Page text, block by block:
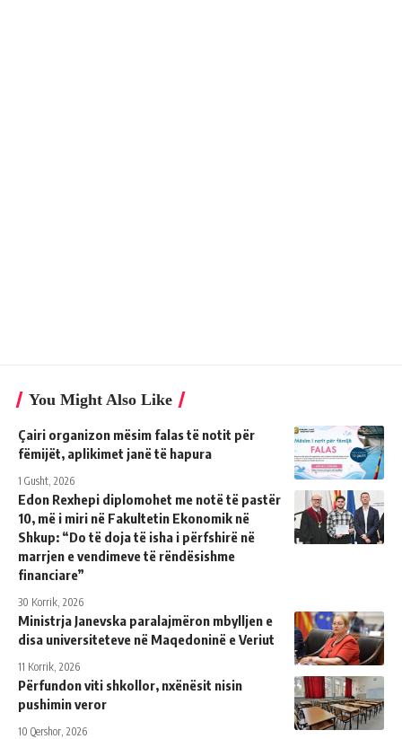
You Might Also Like
Çairi organizon mësim falas të notit për
fëmijët, aplikimet janë të hapura
1 Gusht, 2026
Edon Rexhepi diplomohet me notë të pastër
10, më i miri në Fakultetin Ekonomik në
Shkup: “Do të doja të isha i përfshirë në
marrjen e vendimeve të rëndësishme
financiare”
30 Korrik, 2026
Ministrja Janevska paralajmëron mbylljen e
disa universiteteve në Maqedoninë e Veriut
11 Korrik, 2026
Përfundon viti shkollor, nxënësit nisin
pushimin veror
10 Qershor, 2026